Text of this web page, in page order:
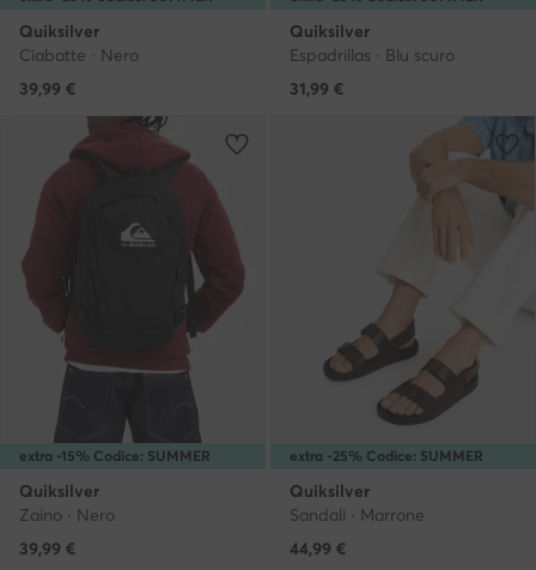
Quiksilver
Ciabatte · Nero
39,99 €
Quiksilver
Espadrillas · Blu scuro
31,99 €
extra -15% Codice: SUMMER
Quiksilver
Zaino · Nero
39,99 €
extra -25% Codice: SUMMER
Quiksilver
Sandali · Marrone
44,99 €